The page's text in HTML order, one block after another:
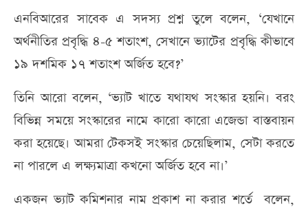
এনবিআরের সাবেক এ সদস্য প্রশ্ন তুলে বলেন, ‘যেখানে
অর্থনীতির প্রবৃদ্ধি ৪-৫ শতাংশ, সেখানে ভ্যাটের প্রবৃদ্ধি কীভাবে
১৯ দশমিক ১৭ শতাংশ অর্জিত হবে?’
তিনি আরো বলেন, ‘ভ্যাট খাতে যথাযথ সংস্কার হয়নি। বরং
বিভিন্ন সময়ে সংস্কারের নামে কারো কারো এজেন্ডা বাস্তবায়ন
করা হয়েছে। আমরা টেকসই সংস্কার চেয়েছিলাম, সেটা করতে
না পারলে এ লক্ষ্যমাত্রা কখনো অর্জিত হবে না।’
একজন ভ্যাট কমিশনার নাম প্রকাশ না করার শর্তে বলেন,